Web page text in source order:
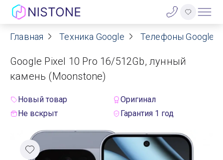
Акции
О нас
Договор оферты
Главная Техника Google Телефоны Google
Google Pixel 10 Pro 16/512Gb, лунный
камень (Moonstone)
Новый товар
Оригинал
Не вскрыт
Гарантия 1 год